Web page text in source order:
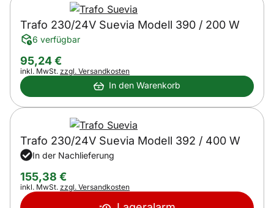
Trafo 230/24V Suevia Modell 390 / 200 W
6 verfügbar
95,24€
Steuerhinweis:
inkl. MwSt. zzgl. Versandkosten
In den Warenkorb
Trafo 230/24V Suevia Modell 392 / 400 W
In der Nachlieferung
155,38 €
Steuerhinweis:
inkl. MwSt. zzgl. Versandkosten